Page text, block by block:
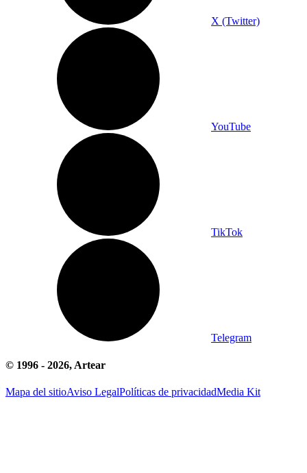
X (Twitter)
YouTube
TikTok
Telegram
© 1996 - 2026, Artear
Mapa del sitioAviso LegalPolíticas de privacidadMedia Kit